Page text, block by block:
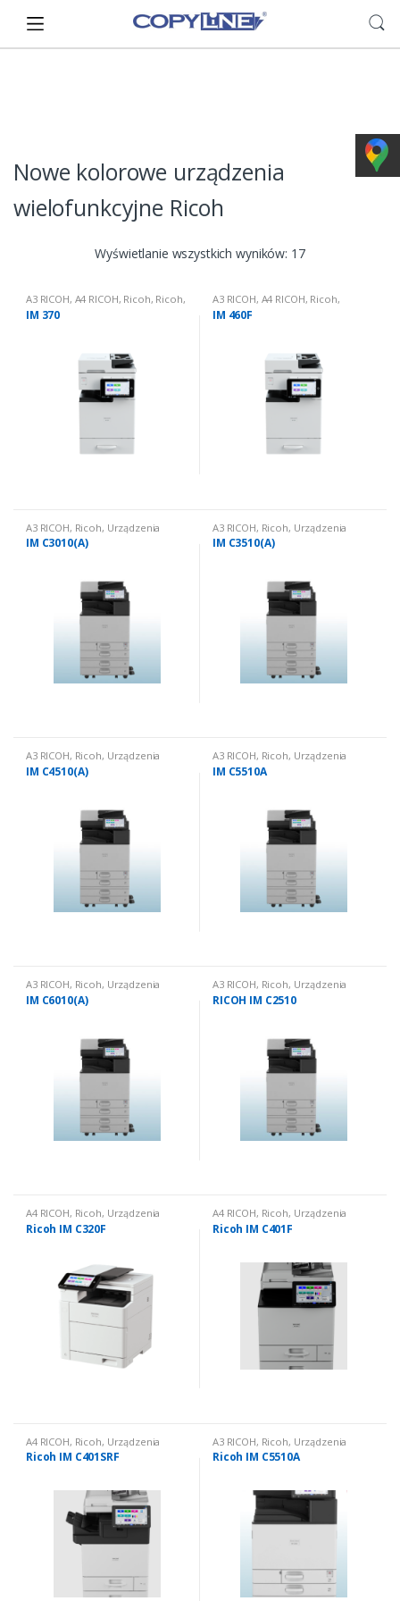
navigation
content
Nowe kolorowe urządzenia
wielofunkcyjne Ricoh
Wyświetlanie wszystkich wyników: 17
A3 RICOH, A4 RICOH, Ricoh, Ricoh,
Urządzenia wielofunkcyjne nowe
Urządzenia wielofunkcyjne nowe:
IM 370
A3 RICOH, A4 RICOH, Ricoh,
Urządzenia wielofunkcyjne nowe
Urządzenia wielofunkcyjne nowe:
IM 460F
A3 RICOH, Ricoh, Urządzenia
wielofunkcyjne nowe
wielofunkcyjne nowe: kolorowe
IM C3010(A)
A3 RICOH, Ricoh, Urządzenia
wielofunkcyjne nowe
wielofunkcyjne nowe: kolorowe
IM C3510(A)
A3 RICOH, Ricoh, Urządzenia
wielofunkcyjne nowe,
wielofunkcyjne nowe: kolorowe
IM C4510(A)
A3 RICOH, Ricoh, Urządzenia
wielofunkcyjne nowe,
wielofunkcyjne nowe: kolorowe
IM C5510A
A3 RICOH, Ricoh, Urządzenia
wielofunkcyjne nowe
wielofunkcyjne nowe: kolorowe
IM C6010(A)
A3 RICOH, Ricoh, Urządzenia
wielofunkcyjne nowe: kolorowe
RICOH IM C2510
A4 RICOH, Ricoh, Urządzenia
wielofunkcyjne nowe
wielofunkcyjne nowe: kolorowe
Ricoh IM C320F
A4 RICOH, Ricoh, Urządzenia
wielofunkcyjne nowe
wielofunkcyjne nowe: kolorowe
Ricoh IM C401F
A4 RICOH, Ricoh, Urządzenia
wielofunkcyjne nowe
wielofunkcyjne nowe: kolorowe
Ricoh IM C401SRF
A3 RICOH, Ricoh, Urządzenia
wielofunkcyjne nowe
wielofunkcyjne nowe: kolorowe
Ricoh IM C5510A